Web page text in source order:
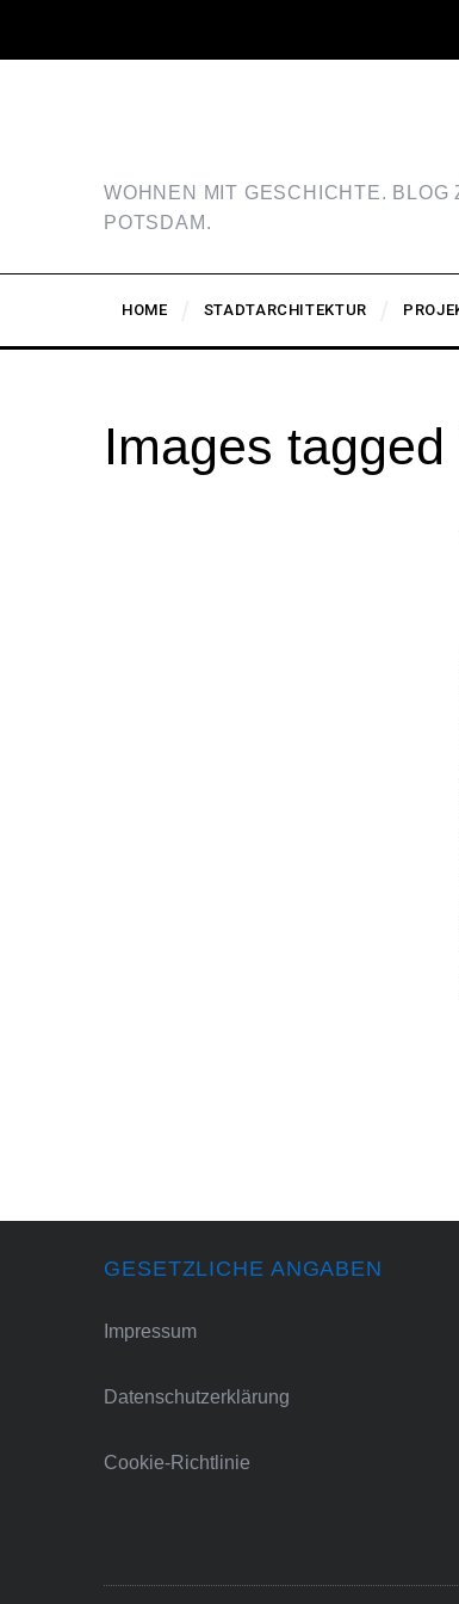
WOHNEN MIT GESCHICHTE.
POTSDAM.
HOME STADTARCHITEKTUR
Images
GESETZLICHE ANGABEN
Impressum
Datenschutzerklärung
Cookie-Richtlinie